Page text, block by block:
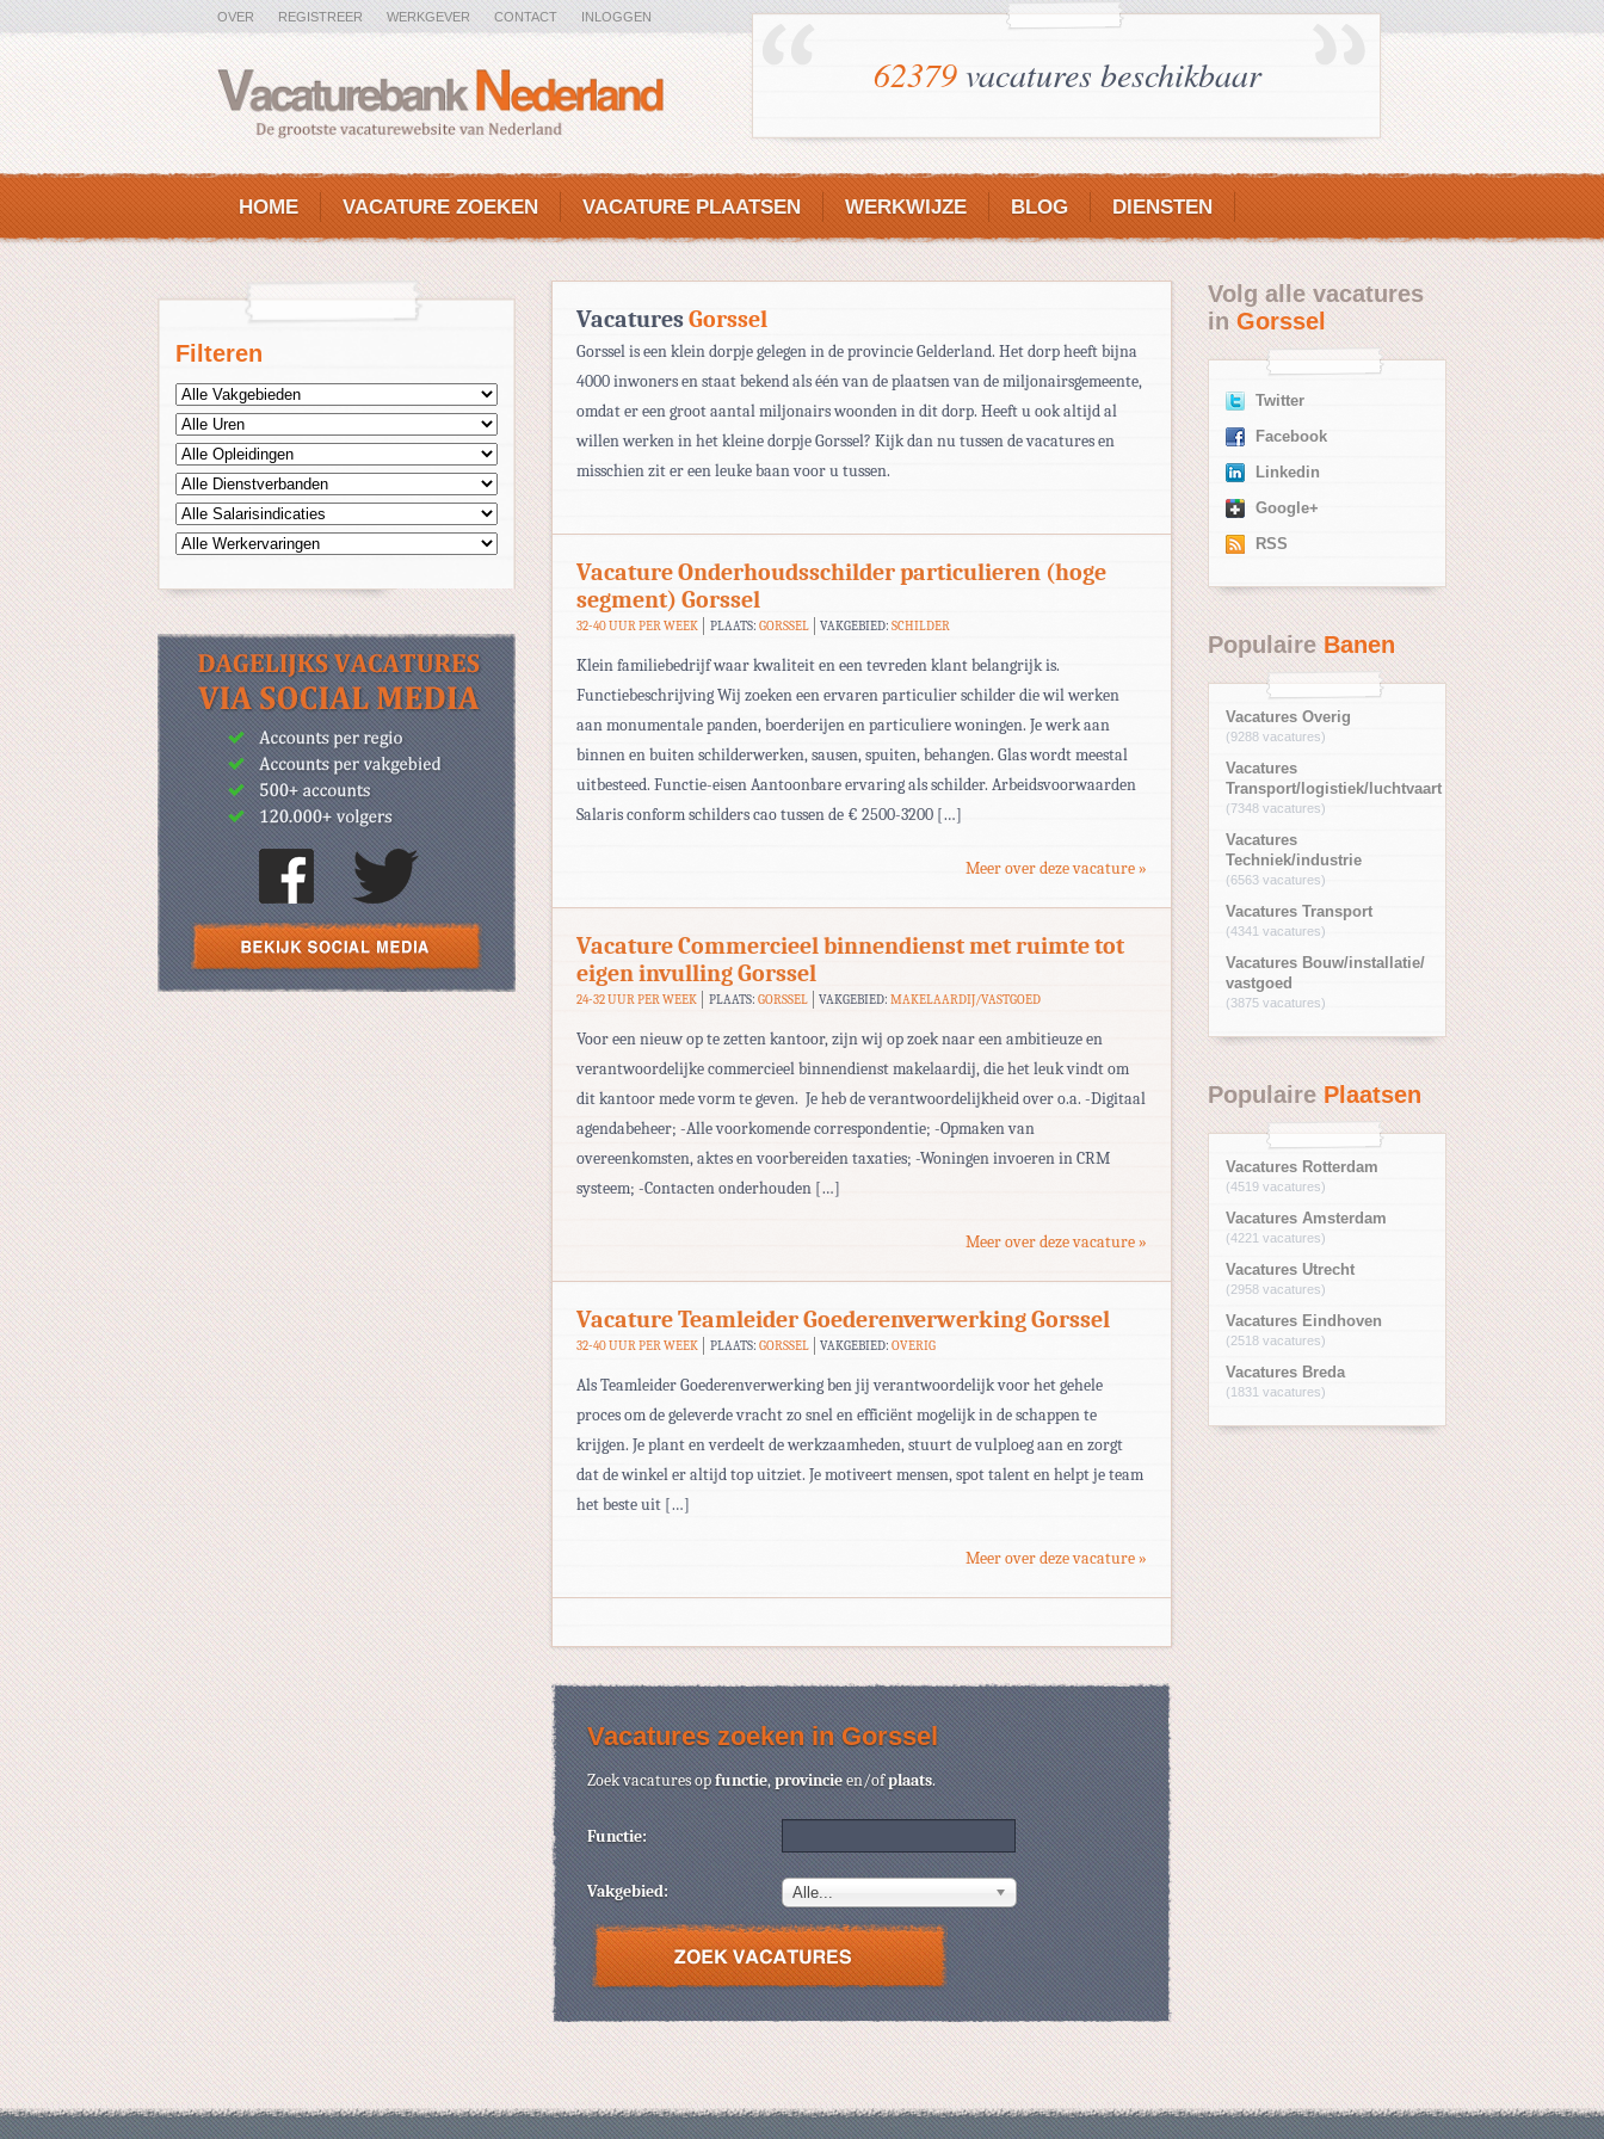
OVER REGISTREER WERKGEVER CONTACT INLOGGEN
62379vacatures beschikbaar
HOME VACATURE ZOEKEN VACATURE PLAATSEN WERKWIJZE BLOG DIENSTEN
Filteren
VacaturesGorssel
Gorssel is een klein dorpje gelegen in de provincie Gelderland. Het dorp heeft bijna
4000 inwoners en staat bekend als één van de plaatsen van de miljonairsgemeente,
omdat er een groot aantal miljonairs woonden in dit dorp. Heeft u ook altijd al
willen werken in het kleine dorpje Gorssel? Kijk dan nu tussen de vacatures en
misschien zit er een leuke baan voor u tussen.
Vacature Onderhoudsschilder particulieren (hoge
segment) Gorssel
32-40 UUR PER WEEK PLAATS: GORSSEL VAKGEBIED:SCHILDER
Klein familiebedrijf waar kwaliteit en een tevreden klant belangrijk is.
Functiebeschrijving Wij zoeken een ervaren particulier schilder die wil werken
aan monumentale panden, boerderijen en particuliere woningen. Je werk aan
binnen en buiten schilderwerken, sausen, spuiten, behangen. Glas wordt meestal
uitbesteed. Functie-eisen Aantoonbare ervaring als schilder. Arbeidsvoorwaarden
Salaris conform schilders cao tussen de € 2500-3200 […]
Meer over deze vacature »
Vacature Commercieel binnendienst met ruimte tot
eigen invulling Gorssel
24-32 UUR PER WEEK PLAATS: GORSSEL VAKGEBIED:MAKELAARDIJ/VASTGOED
Voor een nieuw op te zetten kantoor, zijn wij op zoek naar een ambitieuze en
verantwoordelijke commercieel binnendienst makelaardij, die het leuk vindt om
dit kantoor mede vorm te geven. Je heb de verantwoordelijkheid over o.a. -Digitaal
agendabeheer; -Alle voorkomende correspondentie; -Opmaken van
overeenkomsten, aktes en voorbereiden taxaties; -Woningen invoeren in CRM
systeem; -Contacten onderhouden […]
Meer over deze vacature »
Vacature Teamleider Goederenverwerking Gorssel
32-40 UUR PER WEEK PLAATS: GORSSEL VAKGEBIED:OVERIG
Als Teamleider Goederenverwerking ben jij verantwoordelijk voor het gehele
proces om de geleverde vracht zo snel en efficiënt mogelijk in de schappen te
krijgen. Je plant en verdeelt de werkzaamheden, stuurt de vulploeg aan en zorgt
dat de winkel er altijd top uitziet. Je motiveert mensen, spot talent en helpt je team
het beste uit […]
Meer over deze vacature »
Vacatures zoeken in Gorssel
Zoek vacatures opfunctie,provincieen/ofplaats.
Functie:
Vakgebied: Alle...
Volg alle vacatures
inGorssel
Twitter
Facebook
Linkedin
Google+
RSS
PopulaireBanen
Vacatures Overig
(9288 vacatures)
Vacatures
Transport/logistiek/luchtvaart
(7348 vacatures)
Vacatures
Techniek/industrie
(6563 vacatures)
Vacatures Transport
(4341 vacatures)
Vacatures Bouw/installatie/
vastgoed
(3875 vacatures)
Populaire Plaatsen
Vacatures Rotterdam
(4519 vacatures)
Vacatures Amsterdam
(4221 vacatures)
Vacatures Utrecht
(2958 vacatures)
Vacatures Eindhoven
(2518 vacatures)
Vacatures Breda
(1831 vacatures)